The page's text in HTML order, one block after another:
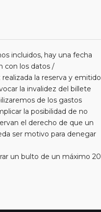
incluidos, hay una fecha
con los datos /
la reserva y emitido
la invalidez del billete
de los gastos
la posibilidad de no
el derecho de que un
ser motivo para denegar
un bulto de un máximo 20
de equipaje a la